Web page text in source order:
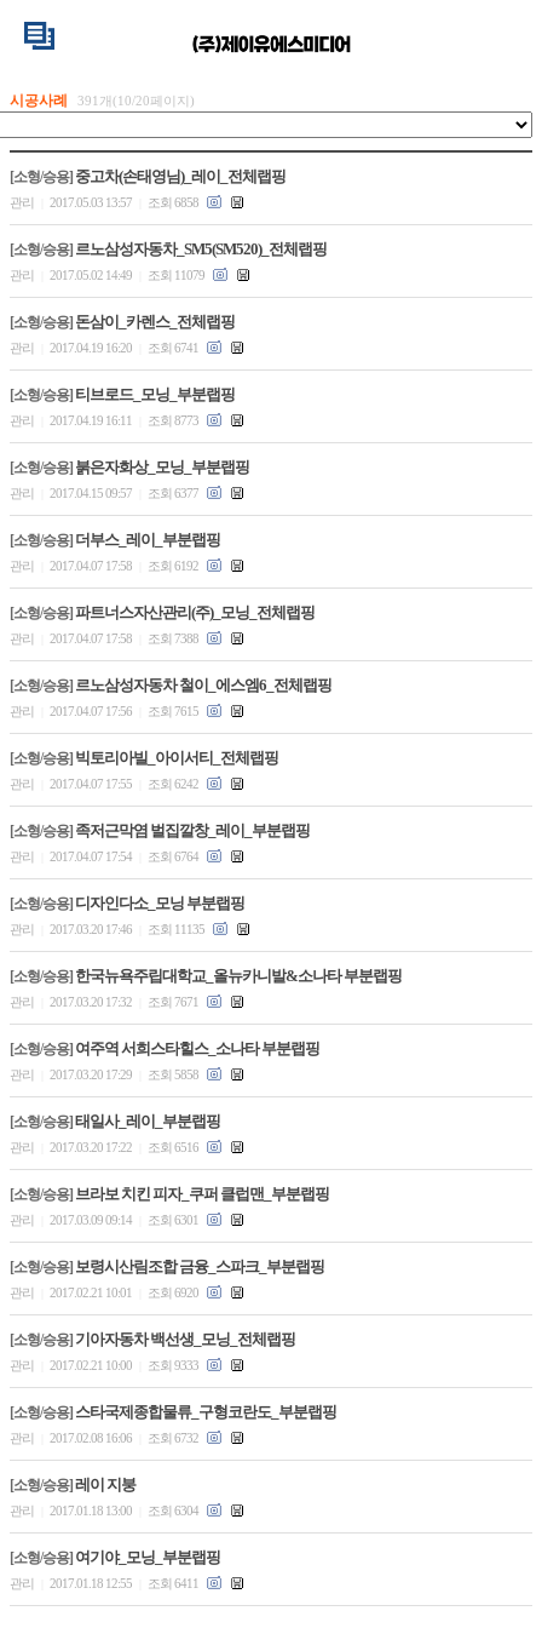
시공사례 391개(10/20페이지)
[소형/승용] 중고차(손태영님)_레이_전체랩핑
관리 2017.05.03 13:57 조회 6858
[소형/승용] 르노삼성자동차_SM5(SM520)_전체랩핑
관리 2017.05.02 14:49 조회 11079
[소형/승용] 돈삼이_카렌스_전체랩핑
관리 2017.04.19 16:20 조회 6741
[소형/승용] 티브로드_모닝_부분랩핑
관리 2017.04.19 16:11 조회 8773
[소형/승용] 붉은자화상_모닝_부분랩핑
관리 2017.04.15 09:57 조회 6377
[소형/승용] 더부스_레이_부분랩핑
관리 2017.04.07 17:58 조회 6192
[소형/승용] 파트너스자산관리(주)_모닝_전체랩핑
관리 2017.04.07 17:58 조회 7388
[소형/승용] 르노삼성자동차 철이_에스엠6_전체랩핑
관리 2017.04.07 17:56 조회 7615
[소형/승용] 빅토리아빌_아이서티_전체랩핑
관리 2017.04.07 17:55 조회 6242
[소형/승용] 족저근막염 벌집깔창_레이_부분랩핑
관리 2017.04.07 17:54 조회 6764
[소형/승용] 디자인다소_모닝 부분랩핑
관리 2017.03.20 17:46 조회 11135
[소형/승용] 한국뉴욕주립대학교_올뉴카니발&소나타 부분랩핑
관리 2017.03.20 17:32 조회 7671
[소형/승용] 여주역 서희스타힐스_소나타 부분랩핑
관리 2017.03.20 17:29 조회 5858
[소형/승용] 태일사_레이_부분랩핑
관리 2017.03.20 17:22 조회 6516
[소형/승용] 브라보 치킨 피자_쿠퍼 클럽맨_부분랩핑
관리 2017.03.09 09:14 조회 6301
[소형/승용] 보령시산림조합 금융_스파크_부분랩핑
관리 2017.02.21 10:01 조회 6920
[소형/승용] 기아자동차 백선생_모닝_전체랩핑
관리 2017.02.21 10:00 조회 9333
[소형/승용] 스타국제종합물류_구형코란도_부분랩핑
관리 2017.02.08 16:06 조회 6732
[소형/승용] 레이 지붕
관리 2017.01.18 13:00 조회 6304
[소형/승용] 여기야_모닝_부분랩핑
관리 2017.01.18 12:55 조회 6411